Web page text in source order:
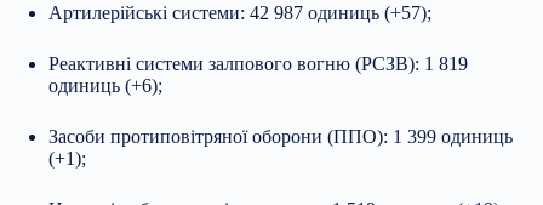
Артилерійські системи: 42 987 одиниць (+57);
Реактивні системи залпового вогню (РСЗВ): 1 819
одиниць (+6);
Засоби протиповітряної оборони (ППО): 1 399 одиниць
(+1);